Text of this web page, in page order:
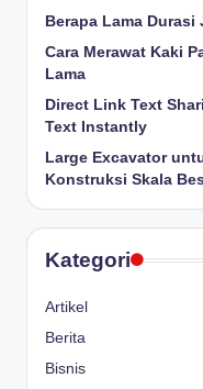
Berapa Lama
Cara Merawat Kaki
Lama
Direct Link Text
Text Instantly
Large Excavator
Konstruksi Skala
Kategori
Artikel
Berita
Bisnis